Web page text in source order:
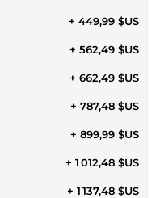
+ 449,99 $US
+ 562,49 $US
+ 662,49 $US
+ 787,48 $US
+ 899,99 $US
+ 1 012,48 $US
+ 1 137,48 $US